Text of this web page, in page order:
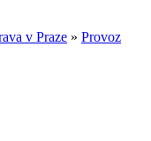
v Praze » Provoz